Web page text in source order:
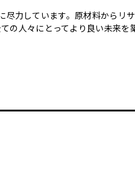
力しています。原材料から
人々にとってより良い未来を